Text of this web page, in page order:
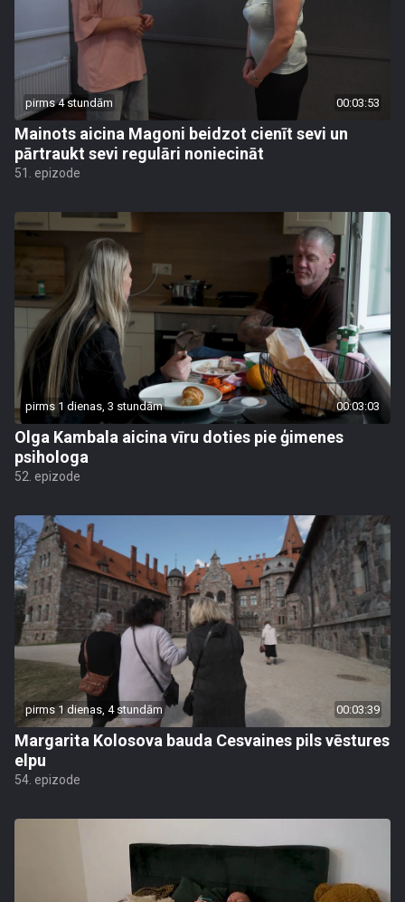
pirms 4 stundām 00:03:53
Mainots aicina Magoni beidzot cienīt sevi un
pārtraukt sevi regulāri noniecināt
51. epizode
pirms 1 dienas, 3 stundām 00:03:03
Olga Kambala aicina vīru doties pie ģimenes
psihologa
52. epizode
pirms 1 dienas, 4 stundām 00:03:39
Margarita Kolosova bauda Cesvaines pils vēstures
elpu
54. epizode